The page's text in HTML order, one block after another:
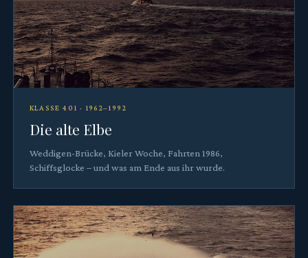
KLASSE 401 · 1962–1992
Die alte Elbe
Weddigen-Brücke, Kieler Woche, Fahrten 1986,
Schiffsglocke – und was am Ende aus ihr wurde.